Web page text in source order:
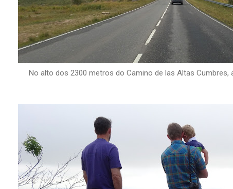
No alto dos 2300 metros do Camino de las Altas Cumbres,